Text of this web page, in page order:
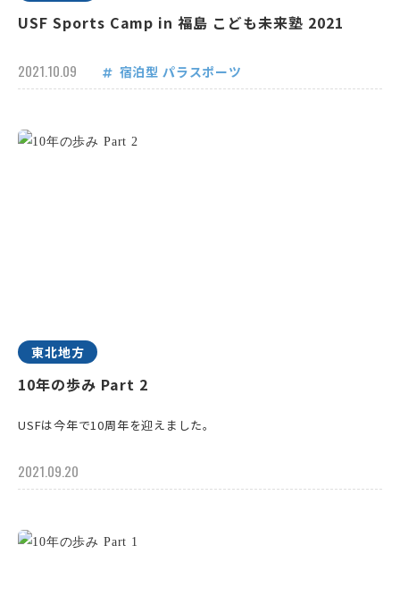
USF Sports Camp in 福島 こども未来塾 2021
2021.10.09 宿泊型 パラスポーツ
東北地方
10年の歩み Part 2
USFは今年で10周年を迎えました。
2021.09.20